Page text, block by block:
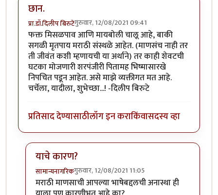
छान.
प्रा.डॉ.दिलीप बिरुटेगुरुवार, 12/08/2021 09:41
फक्त मिसळपाव आणि मायबोली चालू आहे, बाकी
सगळी मृतपाय मराठी संस्थळे आहेत. (माणसंच नाही तर
ती जीवंत कशी म्हणायची या अर्थाने) तर काही शेवटची
घटका मोजणारी शरपंजीरी पितामह भिष्मासारखे
निपचित पडून आहेत. असे माझे व्यक्तीगत मत आहे.
चर्चेला, यादीला, शुभेच्छा...! -दिलीप बिरुटे
प्रतिसाद देण्यासाठीलॉग इन कराकिंवासदस्य व्हा
याचे कारण?
सामान्यनागरिकगुरुवार, 12/08/2021 11:05
In reply toछान.byप्रा.डॉ.दिलीप बिरुटे
मराठी माणसाची आपल्या भाषेबद्दलची अनास्था ही